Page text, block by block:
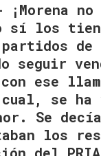
sí los
partidos de
seguir
ese
se ha
Se
los